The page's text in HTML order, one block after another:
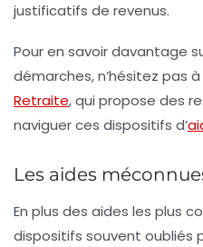
justificatifs de revenus.
Pour en savoir davantage
démarches, n’hésitez pas
Retraite, qui propose des
naviguer ces dispositifs d’
Les aides
En plus des aides les plus
dispositifs souvent oubliés